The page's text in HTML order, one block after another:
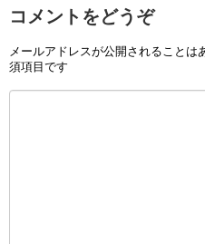
コメントをどうぞ
メールアドレスが公開されることは
須項目です